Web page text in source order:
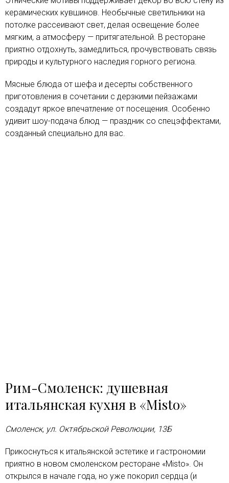
керамических кувшинов. Необычные светильники на
потолке рассеивают свет, делая освещение более
мягким, а атмосферу — притягательной. В ресторане
приятно отдохнуть, замедлиться, прочувствовать связь
природы и культурного наследия горного региона.
Мясные блюда от шефа и десерты собственного
приготовления в сочетании с дерзкими пейзажами
создадут яркое впечатление от посещения. Особенно
удивит шоу-подача блюд — праздник со спецэффектами,
созданный специально для вас.
Рим-Смоленск: душевная
итальянская кухня в «Misto»
Смоленск, ул. Октябрьской Революции, 13Б
Прикоснуться к итальянской эстетике и гастрономии
приятно в новом смоленском ресторане «Misto». Он
открылся в начале года, но уже покорил сердца (и